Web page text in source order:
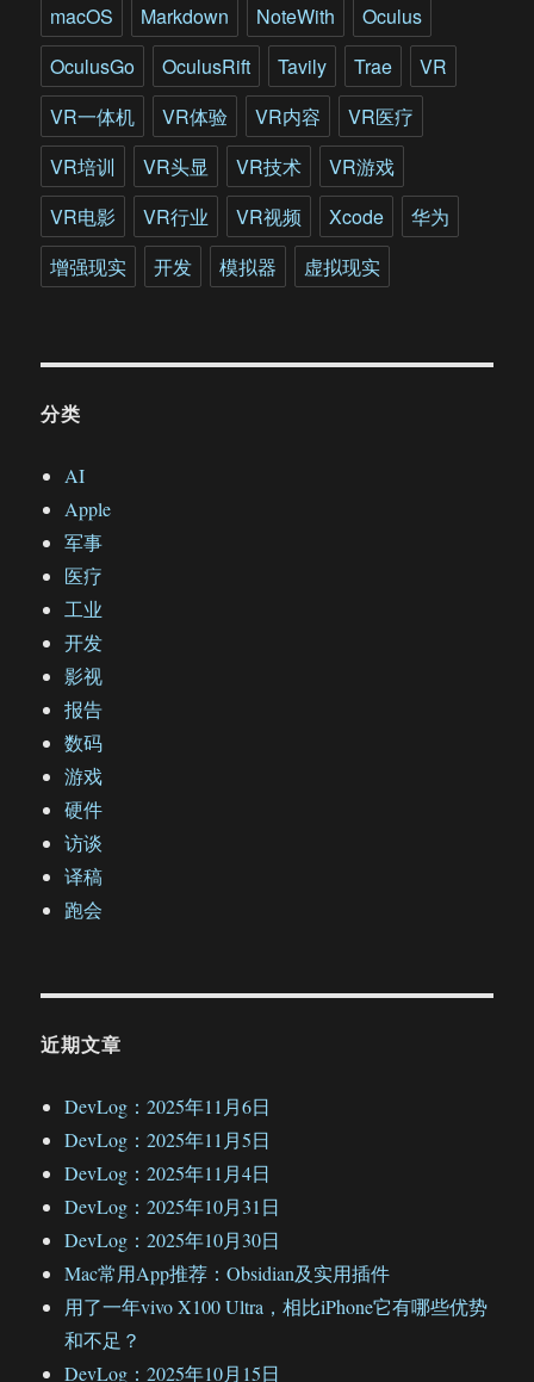
探
索
历
程
macOS
Markdown NoteWith
Oculus
OculusGo
OculusRift Tavily Trae
VR
VR一体机
VR体验 VR内容
VR医疗
VR培训
VR头显 VR技术
VR游戏
VR电影
VR行业 VR视频 Xcode
华为
增强现实
开发 模拟器 虚拟现实
分类
AI
Apple
军事
医疗
工业
开发
影视
报告
数码
游戏
硬件
访谈
译稿
跑会
近期文章
DevLog：2025年11月6日
DevLog：2025年11月5日
DevLog：2025年11月4日
DevLog：2025年10月31日
DevLog：2025年10月30日
Mac常用App推荐：Obsidian及实用插件
用了一年vivo X100 Ultra，相比iPhone它有哪些优势
和不足？
DevLog：2025年10月15日